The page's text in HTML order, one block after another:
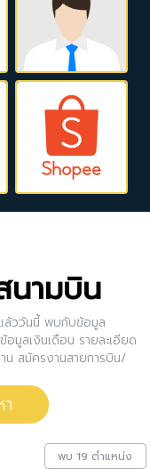
นามบิน
ล้ววันนี้ พบกับข้อมูล
มูลเงินเดือน รายละเอียด
สมัครงานสายการบิน/
ดของตำแหน่งงานนั้นๆได้
กด้วย
พบ 19 ตำแหน่ง